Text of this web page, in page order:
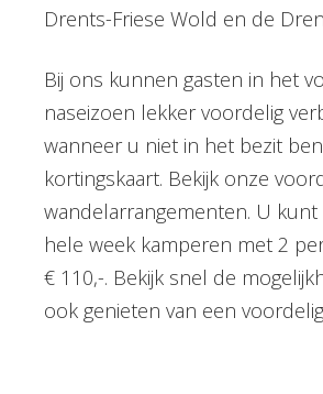
Drents-Friese Wold en de
Bij ons kunnen gasten in het
naseizoen lekker voordelig
wanneer u niet in het bezit
kortingskaart. Bekijk onze
wandelarrangementen. U kunt
hele week kamperen met 2
€ 110,-. Bekijk snel de
ook genieten van een